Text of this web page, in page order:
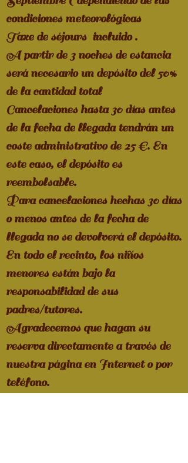
condiciones meteorológicas
Taxe de séjours incluido .
A partir de 3 noches de estancia
será necesario un depósito del 50%
de la cantidad total
Cancelaciones hasta 30 días antes
de la fecha de llegada tendrán un
coste administrativo de 25 €. En
este caso, el depósito es
reembolsable.
Para cancelaciones hechas 30 días
o menos antes de la fecha de
llegada no se devolverá el depósito.
En todo el recinto, los niños
menores están bajo la
responsabilidad de sus
padres/tutores.
Agradecemos que hagan su
reserva directamente através de
nuestra página en Internet o por
teléfono.